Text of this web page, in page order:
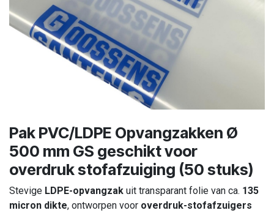
Pak PVC/LDPE Opvangzakken Ø
500 mm GS geschikt voor
overdruk stofafzuiging (50 stuks)
Stevige LDPE-opvangzak uit transparant folie van ca. 135
micron dikte, ontworpen voor overdruk-stofafzuigers